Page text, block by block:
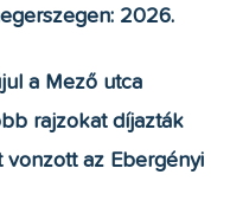
2026.
a Mező utca
rajzokat díjazták
vonzott az Ebergényi